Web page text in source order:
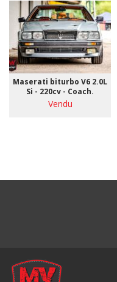
Maserati biturbo V6 2.0L
Si - 220cv - Coach.
Vendu